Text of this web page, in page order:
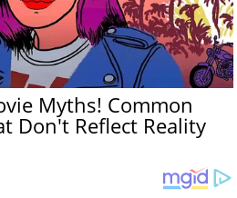
Myths! Common
Don't Reflect Reality